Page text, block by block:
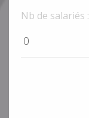
Nb de salariés :